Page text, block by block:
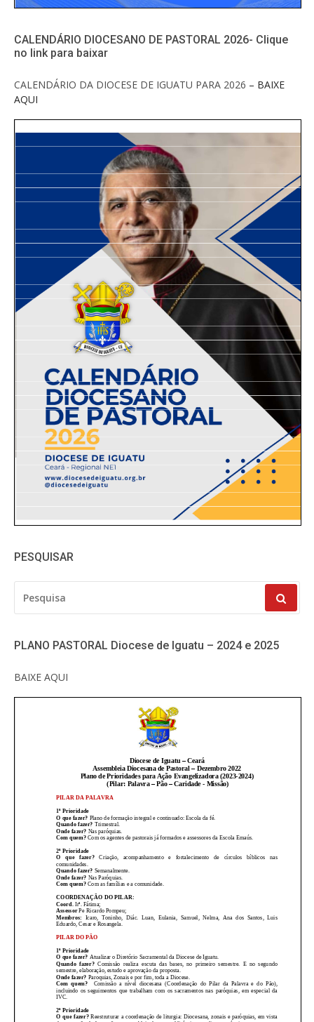
CALENDÁRIO DIOCESANO DE PASTORAL 2026- Clique
no link para baixar
CALENDÁRIO DA DIOCESE DE IGUATU PARA 2026 – BAIXE
AQUI
PESQUISAR
POR:
PLANO PASTORAL Diocese de Iguatu – 2024 e 2025
BAIXE AQUI